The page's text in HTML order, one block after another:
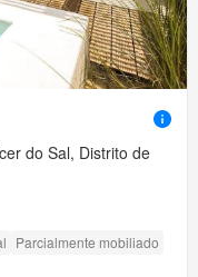
do Sal, Distrito de
Parcialmente mobiliado